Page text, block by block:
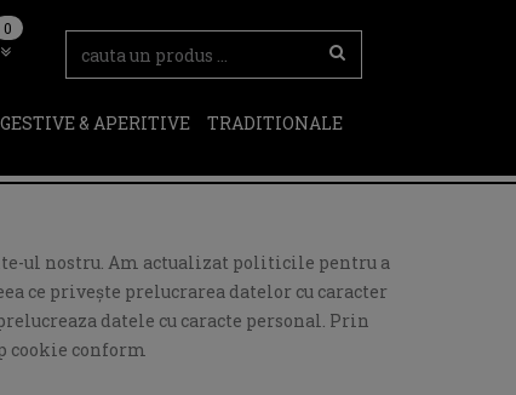
0
& APERITIVE
TRADITIONALE
ul nostru. Am actualizat politicile pentru a
ce privește prelucrarea datelor cu caracter
datele cu caracte personal. Prin
cookie conform